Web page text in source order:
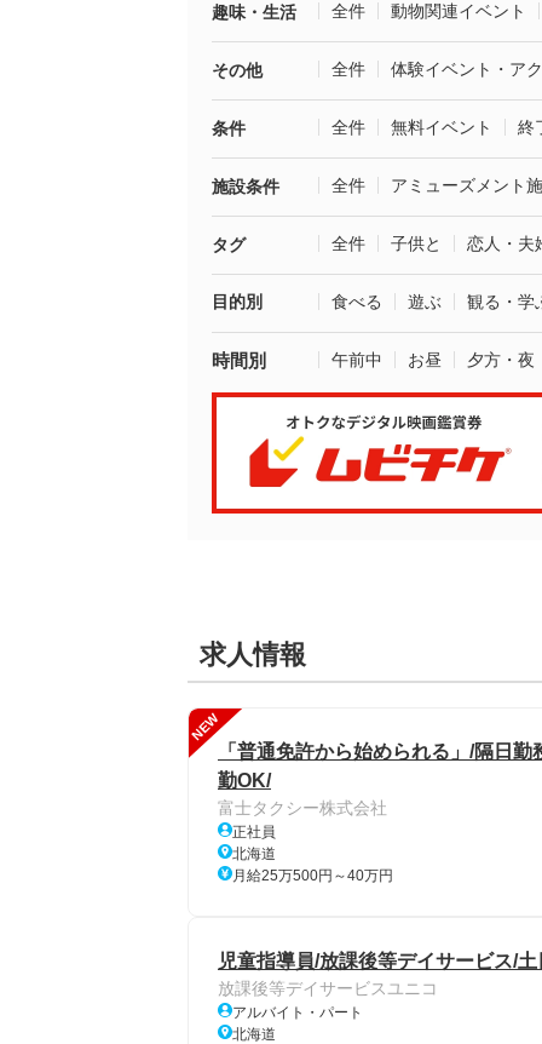
趣味・生活 全件 動物関連イベント
その他 全件 体験イベント・ア
条件 全件 無料イベント 終
施設条件 全件 アミューズメント
タグ 全件 子供と 恋人・夫
目的別 食べる 遊ぶ 観る・学
時間別 午前中 お昼 夕方・夜
求人情報
NEW
「普通免許から始められる」/隔日
勤OK/
富士タクシー株式会社
正社員
北海道
月給25万500円～40万円
児童指導員/放課後等デイサービス/
放課後等デイサービスユニコ
アルバイト・パート
北海道